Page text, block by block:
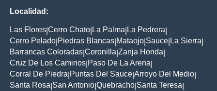
Localidad:
Las Flores Cerro Chato La Palma La Pedrera
Cerro Pelado Piedras Blancas Mataojo Sauce La Sierra
Barrancas Coloradas Coronilla Zanja Honda
Cruz De Los Caminos Paso De La Arena
Corral De Piedra Puntas Del Sauce Arroyo Del Medio
Santa Rosa San Antonio Quebracho Santa Teresa